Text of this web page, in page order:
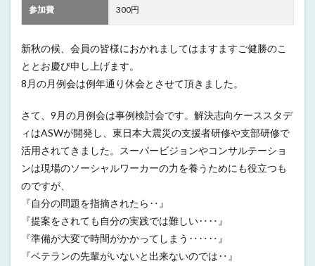
参加費 300円
新秋の候、会員の皆様におかれましてはますますご健勝のこ
ととお慶び申し上げます。
8月の月例会は例年通り休会とさせて頂きました。
さて、9月の月例会は事例検討会です。解決志向ケーススタデ
ィはASWが開発し、東日本大震災の支援者研修や支部研修で
活用されてきました。スーパービジョンやコンサルテーショ
ンは現場のソーシャルワーカーの力を養うためにも役立つも
のですが、
『自分の問題を指摘されたら‥』
『提案をされても自分の実践では難しい‥‥』
『準備が大変で時間がかかってしまう‥‥‥』
『ベテランの先輩がいないと出来ないのでは‥』